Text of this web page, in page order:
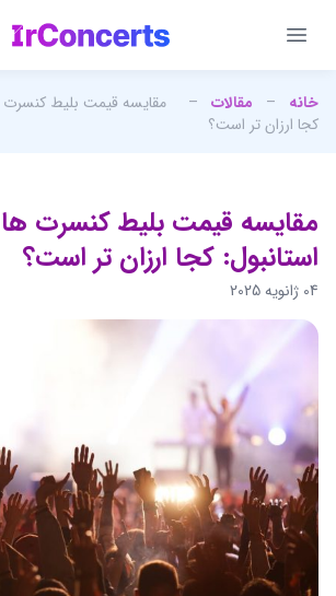
خانه – مقالات –
مقایسه قیمت بلیط کنسرت
کجا ارزان ‌تر است؟
مقایسه قیمت بلیط کنسرت
استانبول: کجا ارزان ‌تر است؟
04 ژانویه 2025